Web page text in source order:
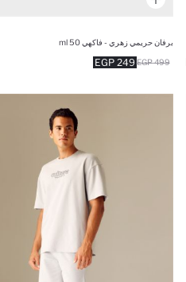
برفان حريمي زهري - فاكهي 50 ml
249 EGP 499 EGP